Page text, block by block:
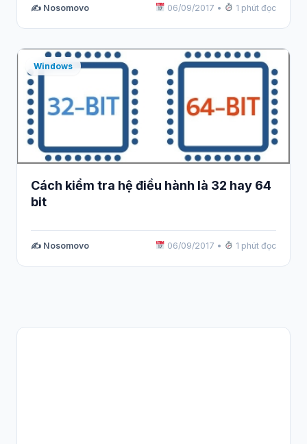
✍️ Nosomovo 06/09/2017 • 1 phút đọc
Windows
Cách kiểm tra hệ điều hành là 32 hay 64
bit
✍️ Nosomovo 06/09/2017 • 1 phút đọc